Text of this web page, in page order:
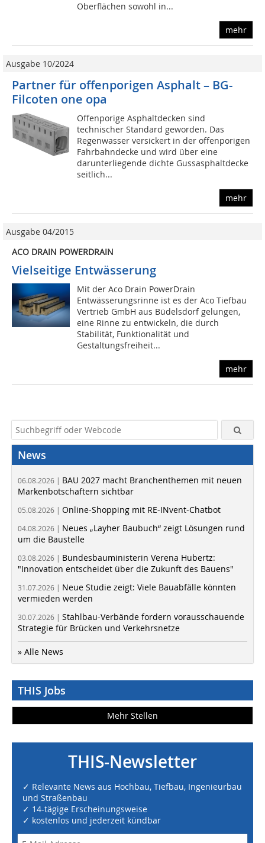
Oberflächen sowohl in...
mehr
Ausgabe 10/2024
Partner für offenporigen Asphalt – BG-
Filcoten one opa
Offenporige Asphaltdecken sind
technischer Standard geworden. Das
Regenwasser versickert in der offenporigen
Fahrbahndecke und wird über eine
darunterliegende dichte Gussasphaltdecke
seitlich...
mehr
Ausgabe 04/2015
ACO DRAIN POWERDRAIN
Vielseitige Entwässerung
Mit der Aco Drain PowerDrain
Entwässerungsrinne ist es der Aco Tiefbau
Vertrieb GmbH aus Büdelsdorf gelungen,
eine Rinne zu entwickeln, die durch
Stabilität, Funktionalität und
Gestaltungsfreiheit...
mehr
News
06.08.2026 | BAU 2027 macht Branchenthemen mit neuen
Markenbotschaftern sichtbar
05.08.2026 | Online-Shopping mit RE-INvent-Chatbot
04.08.2026 | Neues „Layher Baubuch“ zeigt Lösungen rund
um die Baustelle
03.08.2026 | Bundesbauministerin Verena Hubertz:
"Innovation entscheidet über die Zukunft des Bauens"
31.07.2026 | Neue Studie zeigt: Viele Bauabfälle könnten
vermieden werden
30.07.2026 | Stahlbau-Verbände fordern vorausschauende
Strategie für Brücken und Verkehrsnetze
» Alle News
THIS Jobs
Mehr Stellen
THIS-Newsletter
✓ Relevante News aus Hochbau, Tiefbau, Ingenieurbau
und Straßenbau
✓ 14-tägige Erscheinungsweise
✓ kostenlos und jederzeit kündbar